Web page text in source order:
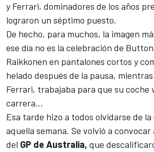
y Ferrari, dominadores de los años
lograron un séptimo puesto.
De hecho, para muchos, la imagen
ese día no es la celebración de
Raikkonen en pantalones cortos y
helado después de la pausa,
Ferrari, trabajaba para que su coche
carrera...
Esa tarde hizo a todos olvidarse de
aquella semana. Se volvió a convocar
del GP de Australia, que